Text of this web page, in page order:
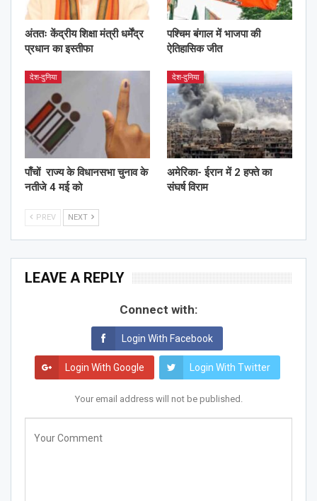
अंततः केंद्रीय शिक्षा मंत्री धर्मेंद्र
प्रधान का इस्तीफा
पश्चिम बंगाल में भाजपा की
ऐतिहासिक जीत
देश-दुनिया
पाँचों राज्य के विधानसभा चुनाव के
नतीजे 4 मई को
देश-दुनिया
अमेरिका- ईरान में 2 हफ्ते का
संघर्ष विराम
PREV NEXT
LEAVE A REPLY
Connect with:
Login With Facebook
Login With Google Login With Twitter
Your email address will not be published.